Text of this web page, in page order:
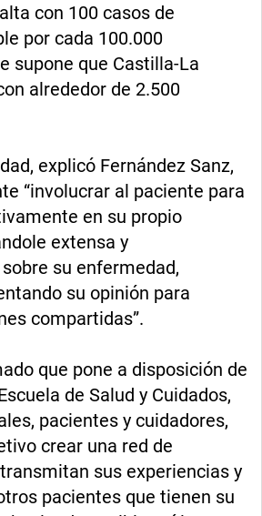
con 100 casos de
por cada 100.000
supone que Castilla-La
alrededor de 2.500
explicó Fernández Sanz,
“involucrar al paciente para
en su propio
extensa y
su enfermedad,
su opinión para
compartidas”.
que pone a disposición de
de Salud y Cuidados,
pacientes y cuidadores,
crear una red de
sus experiencias y
pacientes que tienen su